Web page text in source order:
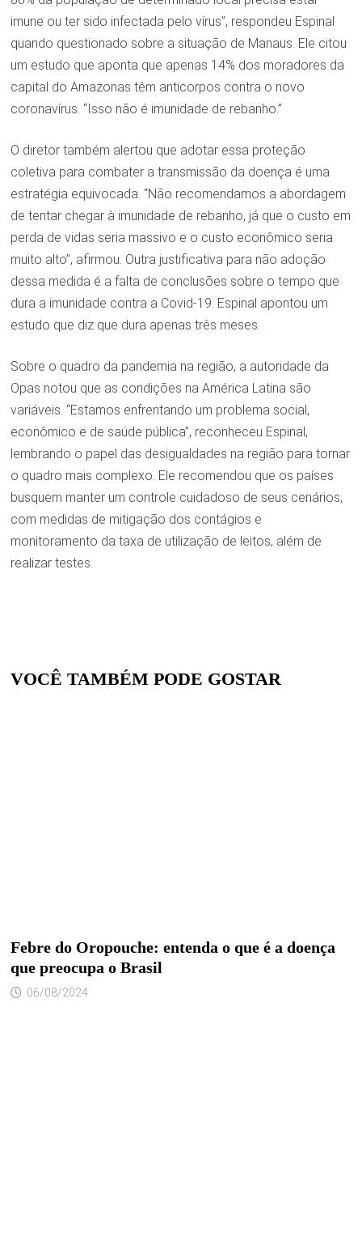
imune ou ter sido infectada pelo vírus”, respondeu Espinal
quando questionado sobre a situação de Manaus. Ele citou
um estudo que aponta que apenas 14% dos moradores da
capital do Amazonas têm anticorpos contra o novo
coronavírus. “Isso não é imunidade de rebanho.”
O diretor também alertou que adotar essa proteção
coletiva para combater a transmissão da doença é uma
estratégia equivocada. “Não recomendamos a abordagem
de tentar chegar à imunidade de rebanho, já que o custo em
perda de vidas seria massivo e o custo econômico seria
muito alto”, afirmou. Outra justificativa para não adoção
dessa medida é a falta de conclusões sobre o tempo que
dura a imunidade contra a Covid-19. Espinal apontou um
estudo que diz que dura apenas três meses.
Sobre o quadro da pandemia na região, a autoridade da
Opas notou que as condições na América Latina são
variáveis. “Estamos enfrentando um problema social,
econômico e de saúde pública”, reconheceu Espinal,
lembrando o papel das desigualdades na região para tornar
o quadro mais complexo. Ele recomendou que os países
busquem manter um controle cuidadoso de seus cenários,
com medidas de mitigação dos contágios e
monitoramento da taxa de utilização de leitos, além de
realizar testes.
VOCÊ TAMBÉM PODE GOSTAR
Febre do Oropouche: entenda o que é a doença
que preocupa o Brasil
06/08/2024